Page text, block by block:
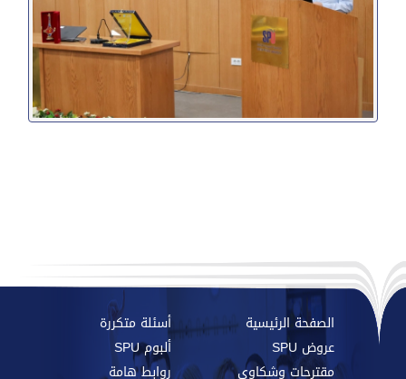
الصفحة الرئيسية
أسئلة متكررة
عروض SPU
ألبوم SPU
مقترحات وشكاوي
روابط هامة